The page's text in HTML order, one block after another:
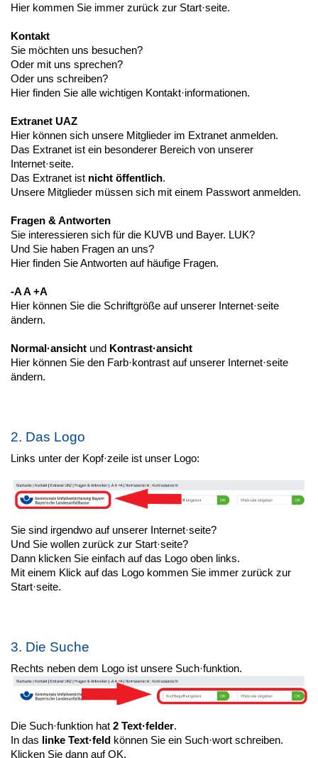
Hier kommen Sie immer zurück zur Start·seite.
Kontakt
Sie möchten uns besuchen?
Oder mit uns sprechen?
Oder uns schreiben?
Hier finden Sie alle wichtigen Kontakt·informationen.
Extranet UAZ
Hier können sich unsere Mitglieder im Extranet anmelden.
Das Extranet ist ein besonderer Bereich von unserer
Internet·seite.
Das Extranet ist nicht öffentlich.
Unsere Mitglieder müssen sich mit einem Passwort anmelden.
Fragen & Antworten
Sie interessieren sich für die KUVB und Bayer. LUK?
Und Sie haben Fragen an uns?
Hier finden Sie Antworten auf häufige Fragen.
-A A +A
Hier können Sie die Schriftgröße auf unserer Internet·seite
ändern.
Normal·ansicht und Kontrast·ansicht
Hier können Sie den Farb·kontrast auf unserer Internet·seite
ändern.
2. Das Logo
Links unter der Kopf·zeile ist unser Logo:
Sie sind irgendwo auf unserer Internet·seite?
Und Sie wollen zurück zur Start·seite?
Dann klicken Sie einfach auf das Logo oben links.
Mit einem Klick auf das Logo kommen Sie immer zurück zur
Start·seite.
3. Die Suche
Rechts neben dem Logo ist unsere Such·funktion.
Die Such·funktion hat 2 Text·felder.
In das linke Text·feld können Sie ein Such·wort schreiben.
Klicken Sie dann auf OK.